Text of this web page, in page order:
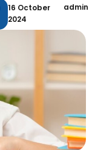
16 October
2024
admin